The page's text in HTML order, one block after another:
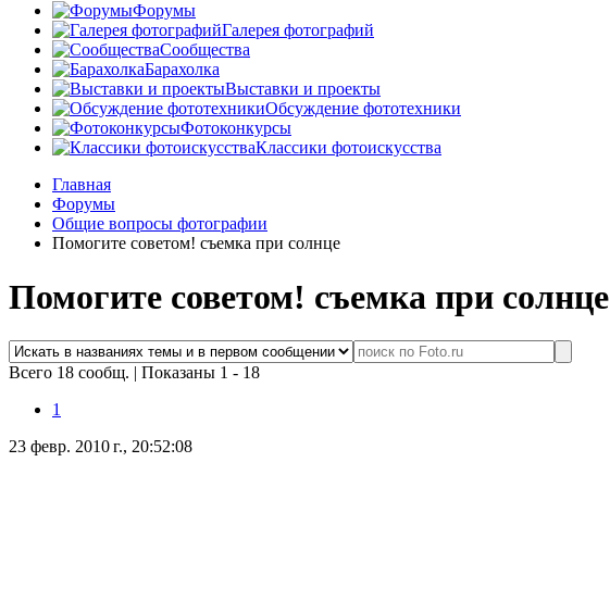
Форумы
Галерея фотографий
Сообщества
Барахолка
Выставки и проекты
Обсуждение фототехники
Фотоконкурсы
Классики фотоискусства
Главная
Форумы
Общие вопросы фотографии
Помогите советом! съемка при солнце
Помогите советом! съемка при солнце
Всего 18 сообщ. | Показаны 1 - 18
1
23 февр. 2010 г., 20:52:08